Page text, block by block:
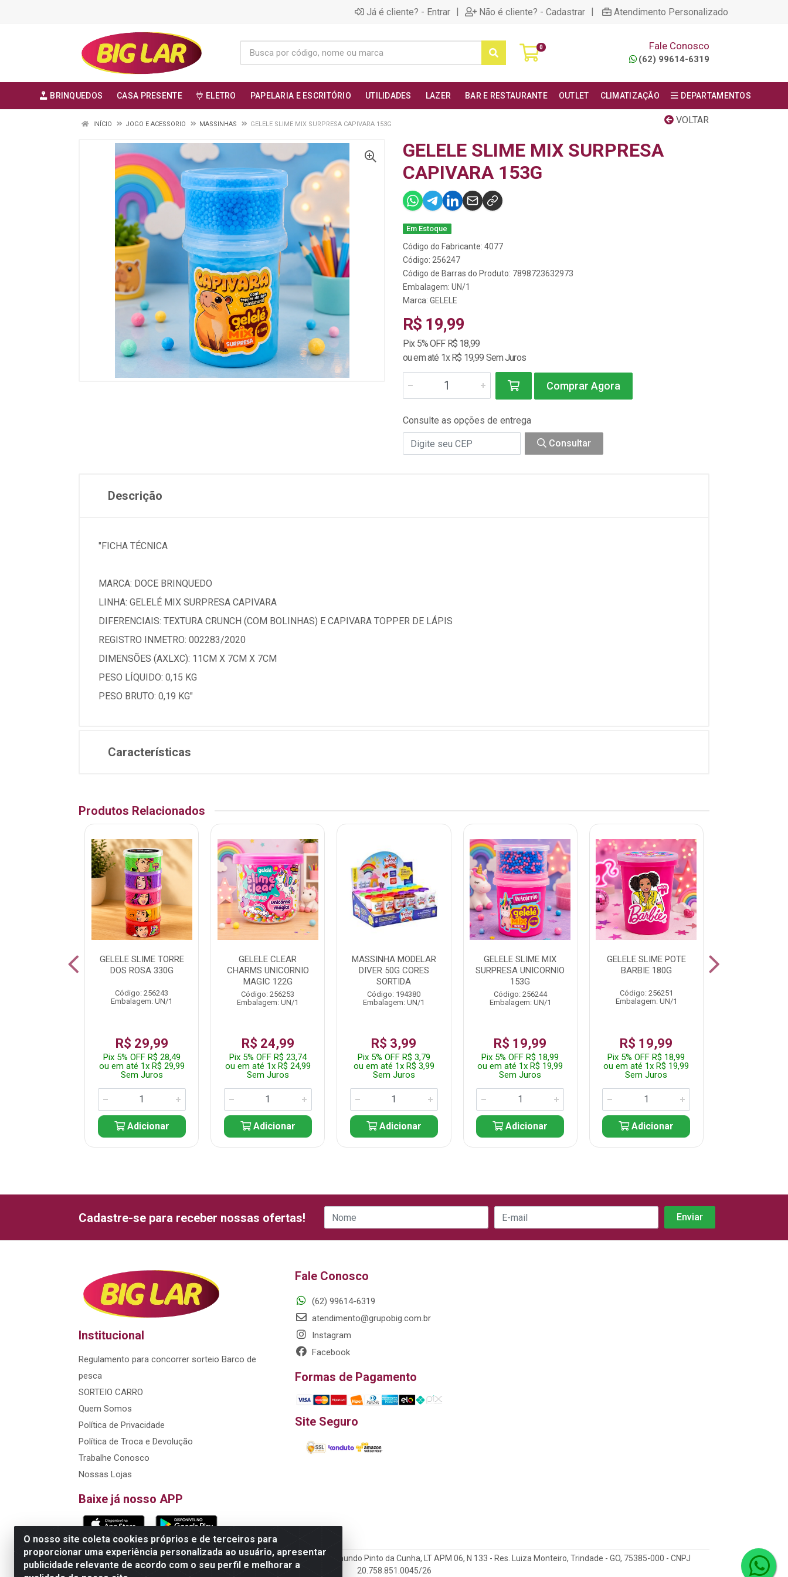
Já é cliente? - Entrar | Não é cliente? - Cadastrar | Atendimento Personalizado
0 Fale Conosco
(62) 99614-6319
BRINQUEDOS CASA PRESENTE ELETRO PAPELARIA E ESCRITÓRIO UTILIDADES LAZER BAR E RESTAURANTE OUTLET CLIMATIZAÇÃO DEPARTAMENTOS
VOLTAR
INÍCIO JOGO E ACESSORIO MASSINHAS GELELE SLIME MIX SURPRESA CAPIVARA 153G
GELELE SLIME MIX SURPRESA
CAPIVARA 153G
Em Estoque
Código do Fabricante: 4077
Código: 256247
Código de Barras do Produto: 7898723632973
Embalagem: UN/1
Marca: GELELE
R$ 19,99
Pix 5% OFF R$ 18,99
ou em até 1x R$ 19,99 Sem Juros
Comprar Agora
Consulte as opções de entrega
Consultar
Descrição
"FICHA TÉCNICA
MARCA: DOCE BRINQUEDO
LINHA: GELELÉ MIX SURPRESA CAPIVARA
DIFERENCIAIS: TEXTURA CRUNCH (COM BOLINHAS) E CAPIVARA TOPPER DE LÁPIS
REGISTRO INMETRO: 002283/2020
DIMENSÕES (AXLXC): 11CM X 7CM X 7CM
PESO LÍQUIDO: 0,15 KG
PESO BRUTO: 0,19 KG"
Características
Produtos Relacionados
GELELE SLIME TORRE
DOS ROSA 330G
Código: 256243
Embalagem: UN/1
R$ 29,99
Pix 5% OFF R$ 28,49
ou em até 1x R$ 29,99
Sem Juros
Adicionar
GELELE CLEAR
CHARMS UNICORNIO
MAGIC 122G
Código: 256253
Embalagem: UN/1
R$ 24,99
Pix 5% OFF R$ 23,74
ou em até 1x R$ 24,99
Sem Juros
Adicionar
MASSINHA MODELAR
DIVER 50G CORES
SORTIDA
Código: 194380
Embalagem: UN/1
R$ 3,99
Pix 5% OFF R$ 3,79
ou em até 1x R$ 3,99
Sem Juros
Adicionar
GELELE SLIME MIX
SURPRESA UNICORNIO
153G
Código: 256244
Embalagem: UN/1
R$ 19,99
Pix 5% OFF R$ 18,99
ou em até 1x R$ 19,99
Sem Juros
Adicionar
GELELE SLIME POTE
BARBIE 180G
Código: 256251
Embalagem: UN/1
R$ 19,99
Pix 5% OFF R$ 18,99
ou em até 1x R$ 19,99
Sem Juros
Adicionar
O nosso site coleta cookies próprios e de terceiros para
proporcionar uma experiência personalizada ao usuário, apresentar
publicidade relevante de acordo com o seu perfil e melhorar a
Cadastre-se para receber nossas ofertas!
Institucional
Regulamento para concorrer sorteio Barco de
pesca
SORTEIO CARRO
Quem Somos
Política de Privacidade
Política de Troca e Devolução
Trabalhe Conosco
Nossas Lojas
Baixe já nosso APP
Fale Conosco
(62) 99614-6319
atendimento@grupobig.com.br
Instagram
Facebook
Formas de Pagamento
Site Seguro
Edn Utilidades Domésticas Importação e Exportação LTDA - R. Edmundo Pinto da Cunha, LT APM 06, N 133 - Res. Luiza Monteiro, Trindade - GO, 75385-000 - CNPJ
20.758.851.0045/26